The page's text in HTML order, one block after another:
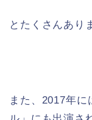
とたくさんあり
また、2017年